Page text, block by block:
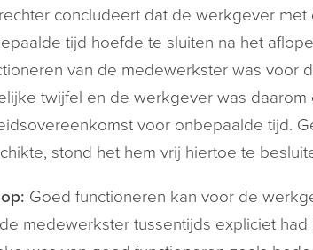
concludeert dat de werkgever
tijd hoefde te sluiten na het
van de medewerkster was voor
twijfel en de werkgever was
voor onbepaalde tijd.
stond het hem vrij hiertoe te
Goed functioneren kan voor de
medewerkster tussentijds expliciet